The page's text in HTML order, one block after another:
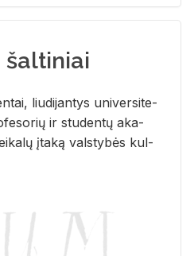
šaltiniai
liu­di­jan­tys uni­ver­si­te­
ir stu­den­tų aka­
įta­ką vals­ty­bės kul­